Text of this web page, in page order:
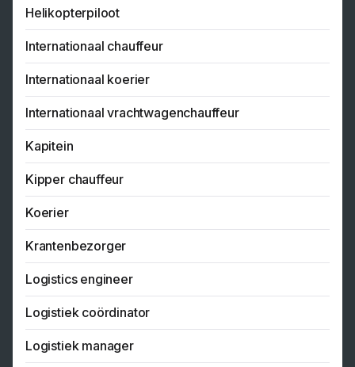
Helikopterpiloot
Internationaal chauffeur
Internationaal koerier
Internationaal vrachtwagenchauffeur
Kapitein
Kipper chauffeur
Koerier
Krantenbezorger
Logistics engineer
Logistiek coördinator
Logistiek manager